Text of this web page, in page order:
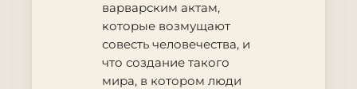
варварским актам,
которые возмущают
совесть человечества, и
что создание такого
мира, в котором люди